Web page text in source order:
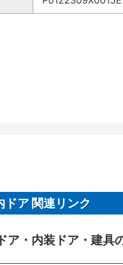
ドア 関連リンク
ア・内装ドア・建具